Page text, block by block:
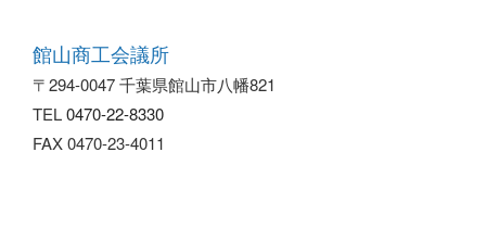
館山商工会議所
〒294-0047 千葉県館山市八幡821
TEL0470-22-8330
FAX 0470-23-4011